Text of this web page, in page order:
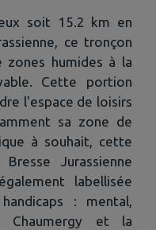
soit 15.2 km en
ce tronçon
humides à la
Cette portion
l'espace de loisirs
sa zone de
à souhait, cette
Jurassienne
labellisée
: mental,
et la